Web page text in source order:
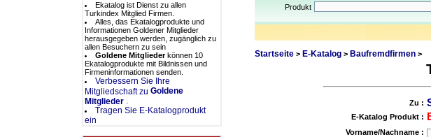
Ekatalog ist Dienst zu allen
Turkindex Mitglied Firmen.
Alles, das Ekatalogprodukte und
Informationen Goldener Mitglieder
herausgegeben werden, zugänglich zu
allen Besuchern zu sein
Goldene Mitgliederkönnen 10
Ekatalogprodukte mit Bildnissen und
Firmeninformationen senden.
Verbessern Sie Ihre
Mitgliedschaft zu Goldene
Mitglieder .
Tragen Sie E-Katalogprodukt
ein
Produkt
Startseite > E-Katalog> Baufremdfirmen>
Zu :
E-Katalog Produkt :
Vorname/Nachname :